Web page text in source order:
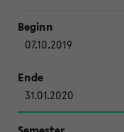
07.10.2019
31.01.2020